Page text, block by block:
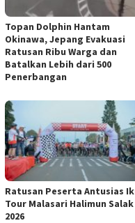
Topan Dolphin Hantam
Okinawa, Jepang Evakuasi
Ratusan Ribu Warga dan
Batalkan Lebih dari 500
Penerbangan
Ratusan Peserta Antusias
Tour Malasari Halimun Salak
2026